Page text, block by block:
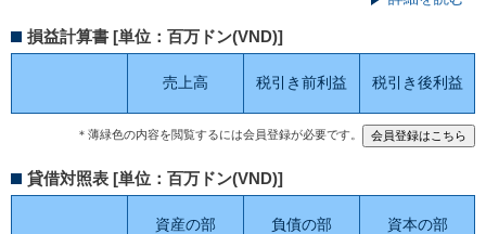
損益計算書 [単位：百万ドン(VND)]
売上高 税引き前利益 税引き後利益
＊薄緑色の内容を閲覧するには会員登録が必要です。
貸借対照表 [単位：百万ドン(VND)]
資産の部 負債の部 資本の部